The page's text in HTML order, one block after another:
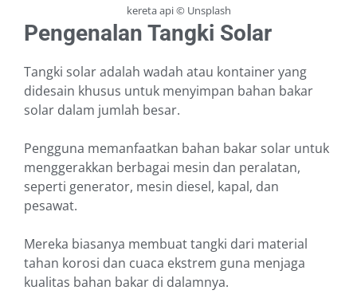
kereta api © Unsplash
Pengenalan Tangki Solar
Tangki solar adalah wadah atau kontainer yang
didesain khusus untuk menyimpan bahan bakar
solar dalam jumlah besar.
Pengguna memanfaatkan bahan bakar solar untuk
menggerakkan berbagai mesin dan peralatan,
seperti generator, mesin diesel, kapal, dan
pesawat.
Mereka biasanya membuat tangki dari material
tahan korosi dan cuaca ekstrem guna menjaga
kualitas bahan bakar di dalamnya.